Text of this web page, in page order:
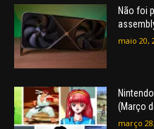
Não foi
uma de
maio 20,
(Março
março